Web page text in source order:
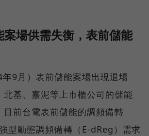
場供需失衡，表前儲能
9月）表前儲能案場出現退場
北基、嘉泥等上市櫃公司的儲能
目前台電表前儲能的調頻備轉
型動態調頻備轉（E-dReg）需求